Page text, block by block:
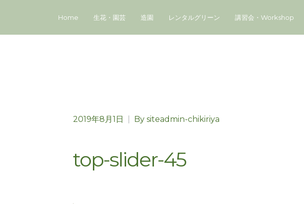
Home 生花・園芸 造園 レンタルグリーン 講習会・Workshop
2019年8月1日 By siteadmin-chikiriya
top-slider-45